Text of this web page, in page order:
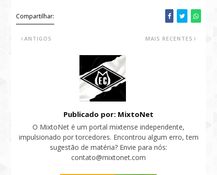
Compartilhar:
MAIS RECENTES
ANTIGOS
Publicado por: MixtoNet
O MixtoNet é um portal mixtense independente,
impulsionado por torcedores. Encontrou algum erro, tem
sugestão de matéria? Envie para nós:
contato@mixtonet.com